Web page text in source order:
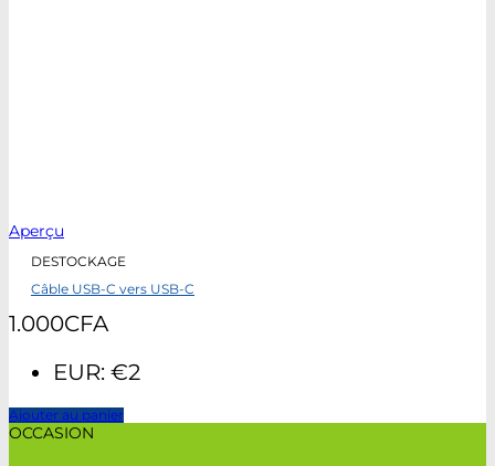
Aperçu
DESTOCKAGE
Câble USB-C vers USB-C
1.000CFA
EUR: €2
Ajouter au panier
OCCASION